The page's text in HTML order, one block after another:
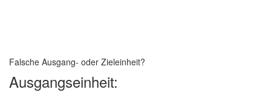
Falsche Ausgang- oder Zieleinheit?
Ausgangseinheit: